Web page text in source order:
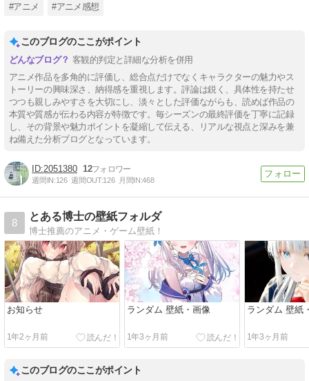
#アニメ #アニメ感想
このブログのここがポイント
客観的判定と詳細な分析を併用
アニメ作品を多角的に評価し、総合点だけでなくキャラクターの魅力やス
トーリーの興味深さ、納得感を重視します。評論は鋭く、具体性を持たせ
つつも親しみやすさを大切にし、淡々とした評価ながらも、読めば作品の
本質や質感が伝わる内容が特徴です。毎シーズンの最終評価を丁寧に記録
し、その背景や魅力ポイントを凝縮して伝える、リアルな視点と深みを兼
ね備えた分析ブログとなっています。
2051380 12
週間IN:126 週間OUT:126 月間IN:468
8
とある博士の壁紙フォルダ
博士推薦のアニメ・ゲーム壁紙！
お知らせ
1年2ヶ月前
ランダム 壁紙・画像
1年3ヶ月前
ランダム 壁紙
1年3ヶ月前
このブログのここがポイント